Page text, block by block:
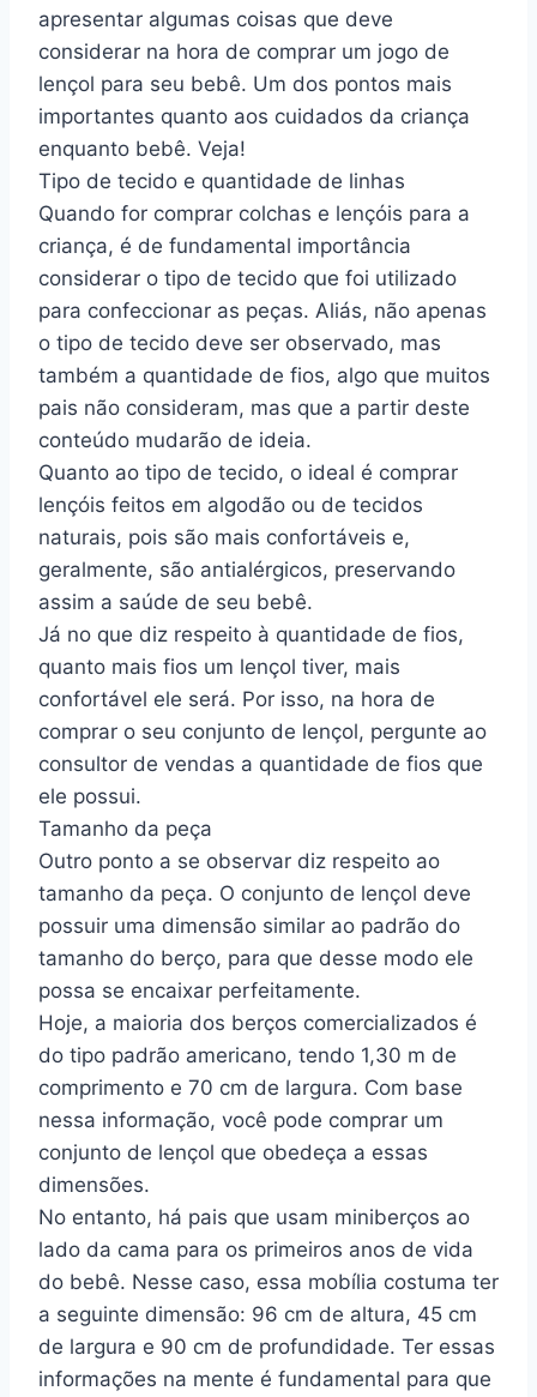
apresentar algumas coisas que deve
considerar na hora de comprar um jogo de
lençol para seu bebê. Um dos pontos mais
importantes quanto aos cuidados da criança
enquanto bebê. Veja!
Tipo de tecido e quantidade de linhas
Quando for comprar colchas e lençóis para a
criança, é de fundamental importância
considerar o tipo de tecido que foi utilizado
para confeccionar as peças. Aliás, não apenas
o tipo de tecido deve ser observado, mas
também a quantidade de fios, algo que muitos
pais não consideram, mas que a partir deste
conteúdo mudarão de ideia.
Quanto ao tipo de tecido, o ideal é comprar
lençóis feitos em algodão ou de tecidos
naturais, pois são mais confortáveis e,
geralmente, são antialérgicos, preservando
assim a saúde de seu bebê.
Já no que diz respeito à quantidade de fios,
quanto mais fios um lençol tiver, mais
confortável ele será. Por isso, na hora de
comprar o seu conjunto de lençol, pergunte ao
consultor de vendas a quantidade de fios que
ele possui.
Tamanho da peça
Outro ponto a se observar diz respeito ao
tamanho da peça. O conjunto de lençol deve
possuir uma dimensão similar ao padrão do
tamanho do berço, para que desse modo ele
possa se encaixar perfeitamente.
Hoje, a maioria dos berços comercializados é
do tipo padrão americano, tendo 1,30 m de
comprimento e 70 cm de largura. Com base
nessa informação, você pode comprar um
conjunto de lençol que obedeça a essas
dimensões.
No entanto, há pais que usam miniberços ao
lado da cama para os primeiros anos de vida
do bebê. Nesse caso, essa mobília costuma ter
a seguinte dimensão: 96 cm de altura, 45 cm
de largura e 90 cm de profundidade. Ter essas
informações na mente é fundamental para que